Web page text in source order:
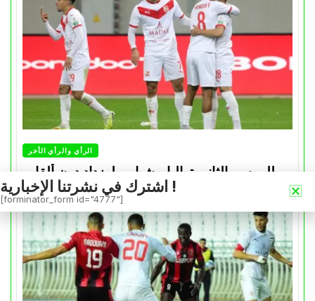
الرأي والرأي الأخر
للموسم الثاني تواليا.. شباب بلوزداد دون ألقاب
Avril 30, 2026 اشترك في نشرتنا الإخبارية !
[forminator_form id="4777"]